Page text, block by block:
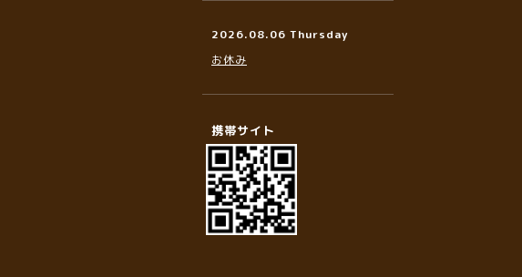
2026.08.06 Thursday
お休み
携帯サイト